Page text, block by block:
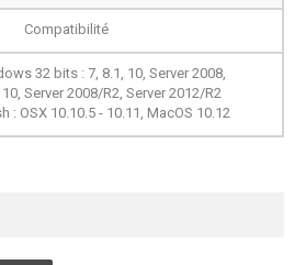
Compatibilité
32 bits : 7, 8.1, 10, Server 2008,
Server 2008/R2, Server 2012/R2
: OSX 10.10.5 - 10.11, MacOS 10.12